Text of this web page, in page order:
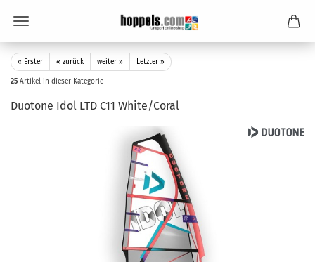
« Erster « zurück weiter » Letzter »
25 Artikel in dieser Kategorie
Duotone Idol LTD C11 White/Coral